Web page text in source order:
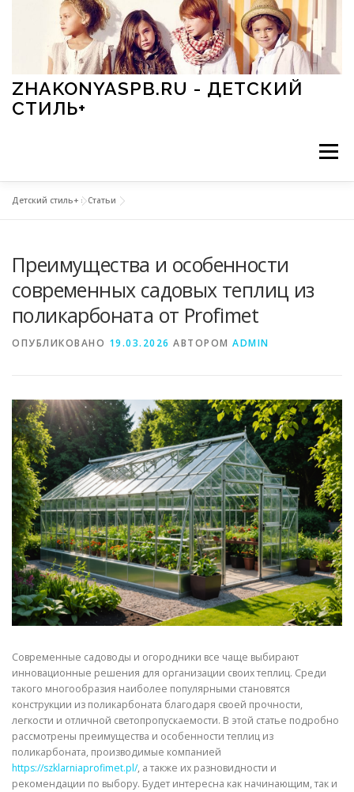
Перейти к содержимому
ZHAKONYASPB.RU - ДЕТСКИЙ
СТИЛЬ+
Меню
ПРАЗДНИКИ СТИЛЬ СТАТЬИ
Детский стиль+ »Статьи
Преимущества и особенности
современных садовых теплиц из
поликарбоната от Profimet
ОПУБЛИКОВАНО 19.03.2026 АВТОРОМ ADMIN
Современные садоводы и огородники все чаще выбирают
инновационные решения для организации своих теплиц. Среди
такого многообразия наиболее популярными становятся
конструкции из поликарбоната благодаря своей прочности,
легкости и отличной светопропускаемости. В этой статье подробно
рассмотрены преимущества и особенности теплиц из
поликарбоната, производимые компанией
https://szklarniaprofimet.pl/, а также их разновидности и
рекомендации по выбору. Будет интересна как начинающим, так и